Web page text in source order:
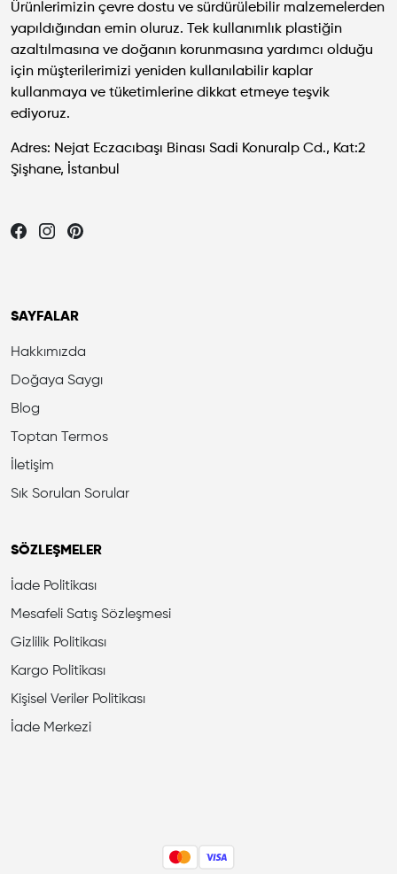
Ürünlerimizin çevre dostu ve sürdürülebilir malzemelerden
yapıldığından emin oluruz. Tek kullanımlık plastiğin
azaltılmasına ve doğanın korunmasına yardımcı olduğu
için müşterilerimizi yeniden kullanılabilir kaplar
kullanmaya ve tüketimlerine dikkat etmeye teşvik
ediyoruz.
Adres: Nejat Eczacıbaşı Binası Sadi Konuralp Cd., Kat:2
Şişhane, İstanbul
Let's be friends...
SAYFALAR
Hakkımızda
Doğaya Saygı
Blog
Toptan Termos
İletişim
Sık Sorulan Sorular
SÖZLEŞMELER
İade Politikası
Mesafeli Satış Sözleşmesi
Gizlilik Politikası
Kargo Politikası
Kişisel Veriler Politikası
İade Merkezi